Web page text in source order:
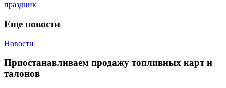
праздник
Еще новости
Новости
топливных
и
Приостанавливаем продажу топливных карт и
талонов